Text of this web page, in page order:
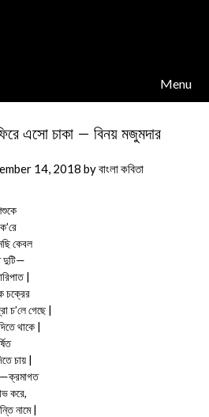
Menu
এসো চাকা – বিনয় মজুমদার
14, 2018 byবাংলা কবিতা
কেবল
দুটি—
|
চক্রের
চ’লে গেছে |
থাকে |
চায় |
করে,
নামে |